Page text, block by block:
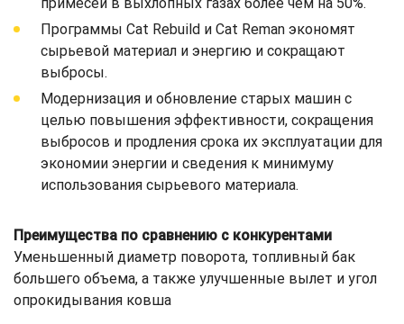
Программы Cat Rebuild и Cat Reman экономят
сырьевой материал и энергию и сокращают
выбросы.
Модернизация и обновление старых машин с
целью повышения эффективности, сокращения
выбросов и продления срока их эксплуатации для
экономии энергии и сведения к минимуму
использования сырьевого материала.
Преимущества по сравнению с конкурентами
Уменьшенный диаметр поворота, топливный бак
большего объема, а также улучшенные вылет и угол
опрокидывания ковша